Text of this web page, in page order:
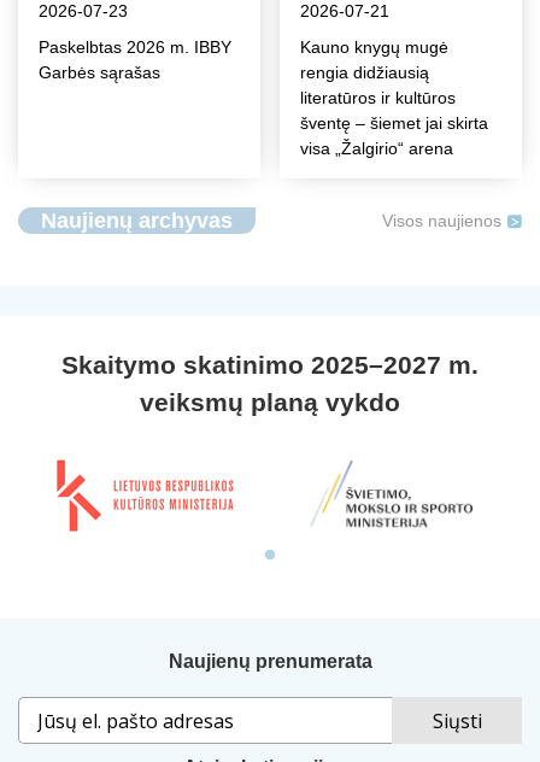
2026-07-23
Paskelbtas 2026 m. IBBY
Garbės sąrašas
2026-07-21
Kauno knygų mugė
rengia didžiausią
literatūros ir kultūros
šventę – šiemet jai skirta
visa „Žalgirio“ arena
Naujienų archyvas Visos naujienos
Skaitymo skatinimo 2025–2027 m.
veiksmų planą vykdo
Naujienų prenumerata